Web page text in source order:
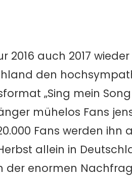
2016 auch 2017
den
„Sing mein
mühelos Fans
Fans werden ihn
allein in
der enormen